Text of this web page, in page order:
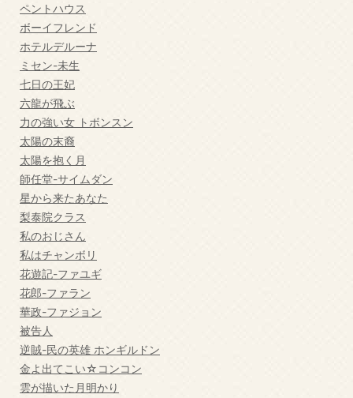
ペントハウス
ボーイフレンド
ホテルデルーナ
ミセン-未生
七日の王妃
六龍が飛ぶ
力の強い女 トボンスン
太陽の末裔
太陽を抱く月
師任堂-サイムダン
星から来たあなた
梨泰院クラス
私のおじさん
私はチャンボリ
花遊記-ファユギ
花郎-ファラン
華政-ファジョン
被告人
逆賊-民の英雄 ホンギルドン
金よ出てこい☆コンコン
雲が描いた月明かり